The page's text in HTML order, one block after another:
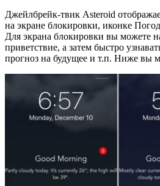
Джейлбрейк-твик Asteroid
на экране блокировки, иконке
Для экрана блокировки вы можете
приветствие, а затем быстро
прогноз на будущее и т.п. Ниже вы